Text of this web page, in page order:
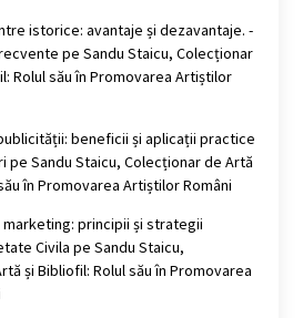
istorice: avantaje și dezavantaje. -
pe Sandu Staicu, Colecționar
Rolul său în Promovarea Artiștilor
beneficii și aplicații practice
pe Sandu Staicu, Colecționar de Artă
în Promovarea Artiștilor Români
marketing: principii și strategii
Civila pe Sandu Staicu,
și Bibliofil: Rolul său în Promovarea